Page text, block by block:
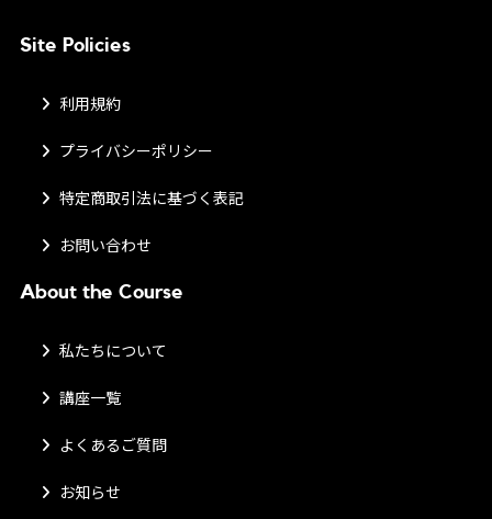
Site Policies
利用規約
プライバシーポリシー
特定商取引法に基づく表記
お問い合わせ
About the Course
私たちについて
講座一覧
よくあるご質問
お知らせ